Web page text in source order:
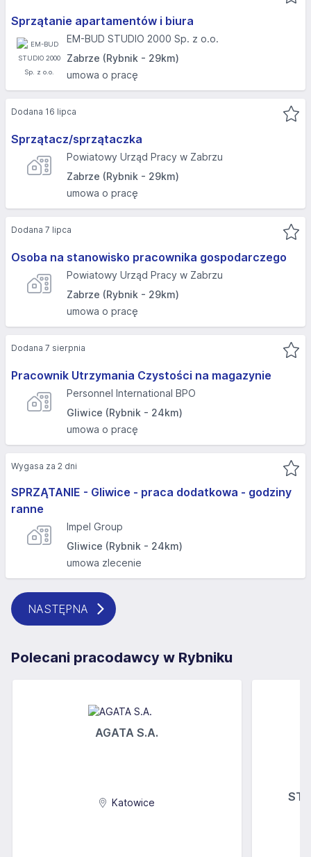
Sprzątanie apartamentów i biura
EM-BUD STUDIO 2000 Sp. z o.o.
Zabrze (Rybnik - 29km)
umowa o pracę
Sprzątacz/sprzątaczka
Powiatowy Urząd Pracy w Zabrzu
Zabrze (Rybnik - 29km)
umowa o pracę
Dodana 16 lipca
Osoba na stanowisko pracownika gospodarczego
Powiatowy Urząd Pracy w Zabrzu
Zabrze (Rybnik - 29km)
umowa o pracę
Dodana 7 lipca
Pracownik Utrzymania Czystości na magazynie
Personnel International BPO
Gliwice (Rybnik - 24km)
umowa o pracę
Dodana 7 sierpnia
SPRZĄTANIE - Gliwice - praca dodatkowa - godziny
ranne
Impel Group
Gliwice (Rybnik - 24km)
umowa zlecenie
Wygasa za 2 dni
NASTĘPNA
Polecani pracodawcy w Rybniku
AGATA S.A.
Katowice